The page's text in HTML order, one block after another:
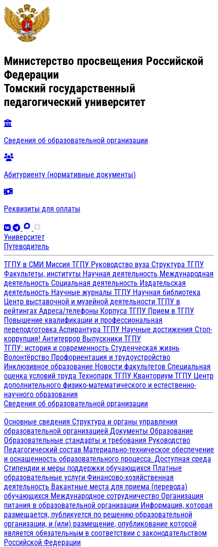
Министерство просвещения Российской
Федерации
Томский государственный
педагогический университет
Сведения об образовательной организации
Абитуриенту (нормативные документы)
Реквизиты для оплаты
Университет
Путеводитель
ТГПУ в СМИ Миссия ТГПУ Руководство вуза Структура ТГПУ
Факультеты, институты Научная деятельность Международная
деятельность Социальная деятельность Издательская
деятельность Научные журналы ТГПУ Научная библиотека
Центр выставочной и музейной деятельности ТГПУ в
рейтингах Адреса/телефоны Корпуса ТГПУ Прием в ТГПУ
Повышение квалификации и профессиональная
переподготовка Аспирантура ТГПУ Научные достижения Стоп-
коррупция! Антитеррор Выпускники ТГПУ
ТГПУ: история и современность Студенческая жизнь
Волонтёрство Профориентация и трудоустройство
Инклюзивное образование Новости факультетов Специальная
оценка условий труда Технопарк ТГПУ Кванториум ТГПУ Центр
дополнительного физико-математического и естественно-
научного образования
Сведения об образовательной организации
Основные сведения Структура и органы управления
образовательной организацией Документы Образование
Образовательные стандарты и требования Руководство
Педагогический состав Материально-техническое обеспечение
и оснащенность образовательного процесса. Доступная среда
Стипендии и меры поддержки обучающихся Платные
образовательные услуги Финансово-хозяйственная
деятельность Вакантные места для приема (перевода)
обучающихся Международное сотрудничество Организация
питания в образовательной организации Информация, которая
размещается, публикуется по решению образовательной
организации, и (или) размещение, опубликование которой
является обязательным в соответствии с законодательством
Российской Федерации